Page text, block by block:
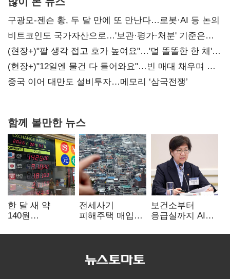
구광모-젠슨 황, 두 달 만에 또 만난다…로봇·AI 등 논의
비트코인도 국가자산으로…'보관·평가·처분' 기준은
숙제
(현장+)"팔 생각 접고 호가 높여요"…'덜 똘똘한 한 채'
20억 키맞추기
(현장+)"12일엔 물건 다 들어와요"…빈 매대 채우며 문
연 홈플러스
중국 이어 대만도 설비투자…메모리 ‘삼국전쟁’
함께 볼만한 뉴스
한 달 새 약
140원
엔저'에 원화
전세사기
피해주택 매입
누적 피해자
보건소부터
응급실까지 AI
혁신 본격화